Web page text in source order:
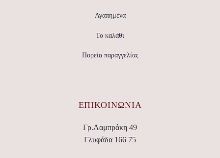
Αγαπημένα
Το καλάθι
Πορεία παραγγελίας
ΕΠΙΚΟΙΝΩΝΊΑ
Γρ.Λαμπράκη 49
Γλυφάδα 166 75